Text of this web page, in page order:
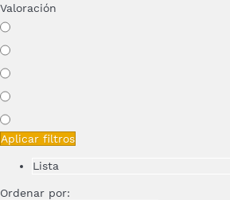
Valoración
Aplicar filtros
Lista
Ordenar por: